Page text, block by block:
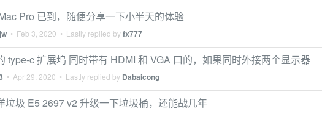
Pro 已到，随便分享一下小半天的体验
• Feb 3, 2020 • Lastly replied byfx777
type-c 扩展坞 同时带有 HDMI 和 VGA 口的，如果同时外接两个显示器
• Apr 29, 2020 • Lastly replied by Dabaicong
垃圾 E5 2697 v2 升级一下垃圾桶，还能战几年